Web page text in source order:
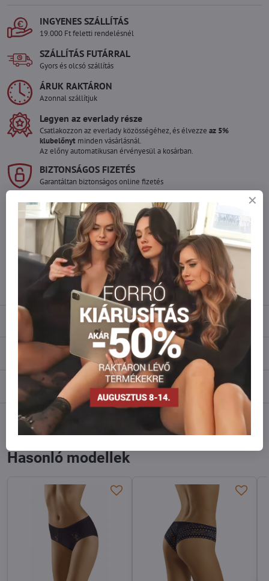
INGYENES SZÁLLÍTÁS
19.000 Ft feletti rendelésnél
SZÁLLÍTÁS FUTÁRRAL
Gyors és olcsó szállítás
ÁRUK RAKTÁRON
Azonnal szállítjuk
Legyen az everlady része
Csatlakozzon az everlady közösségéhez, és élvezze az 5%
klubelőnyt minden vásárlásnál.
Az előny automatikusan érvényesül a kosárban.
BIZTONSÁGOS FIZETÉS
Garantáltan biztonságos online fizetés
Szeretne több terméket rendelni mint
amennyi raktáron van?
Ne habozzon kapcsolatba lépni velünk, raktárra szállítjuk az árut!
info​@everlady​.eu
Leírás
0
Fórum 0
Facebook Reddit LinkedIn
mail
Hasonló modellek